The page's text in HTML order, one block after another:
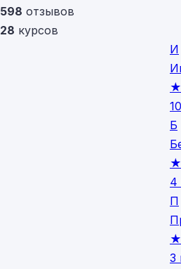
598 отзывов
28 курсов
И
Б
4
П
3